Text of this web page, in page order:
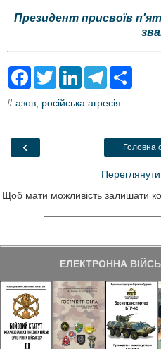
Президент присвоїв
F
e
o
T
t
L
k
T
e
a
# азов російська агресія
‹ Головна
Щоб мати можливість залишати
ЕЛЕКТРОННА